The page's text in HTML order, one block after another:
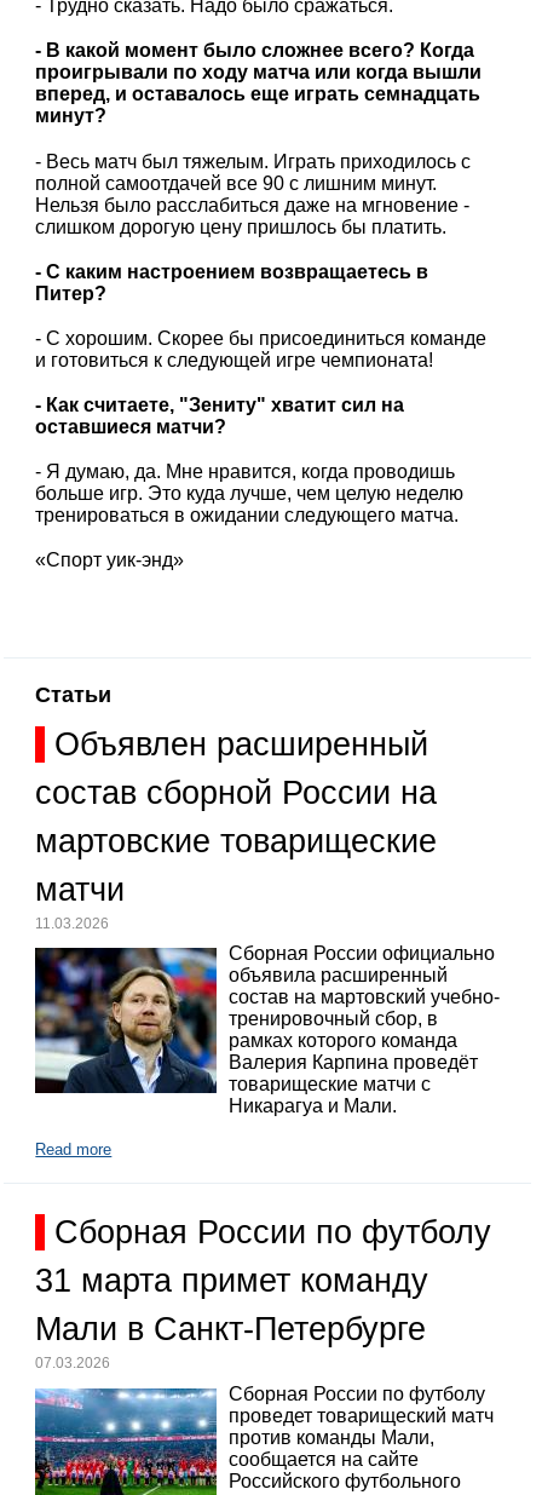
- Трудно сказать. Надо было сражаться.
- В какой момент было сложнее всего? Когда
проигрывали по ходу матча или когда вышли
вперед, и оставалось еще играть семнадцать
минут?
- Весь матч был тяжелым. Играть приходилось с
полной самоотдачей все 90 с лишним минут.
Нельзя было расслабиться даже на мгновение -
слишком дорогую цену пришлось бы платить.
- С каким настроением возвращаетесь в
Питер?
- С хорошим. Скорее бы присоединиться команде
и готовиться к следующей игре чемпионата!
- Как считаете, "Зениту" хватит сил на
оставшиеся матчи?
- Я думаю, да. Мне нравится, когда проводишь
больше игр. Это куда лучше, чем целую неделю
тренироваться в ожидании следующего матча.
«Спорт уик-энд»
Статьи
Объявлен расширенный
состав сборной России на
мартовские товарищеские
матчи
11.03.2026
Сборная России официально
объявила расширенный
состав на мартовский учебно-
тренировочный сбор, в
рамках которого команда
Валерия Карпина проведёт
товарищеские матчи с
Никарагуа и Мали.
Read more
Сборная России по футболу
31 марта примет команду
Мали в Санкт-Петербурге
07.03.2026
Сборная России по футболу
проведет товарищеский матч
против команды Мали,
сообщается на сайте
Российского футбольного